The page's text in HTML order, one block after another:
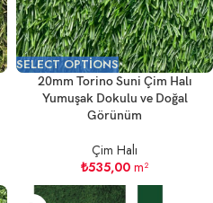
SELECT OPTIONS
20mm Torino Suni Çim Halı
Yumuşak Dokulu ve Doğal
Görünüm
Çim Halı
₺535,00 m²